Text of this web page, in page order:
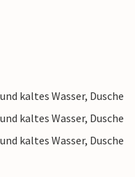
kaltes Wasser, Dusche
kaltes Wasser, Dusche
kaltes Wasser, Dusche